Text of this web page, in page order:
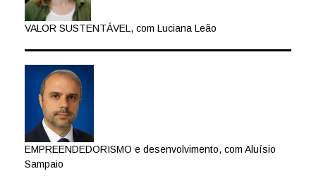
VALOR SUSTENTÁVEL, com Luciana Leão
EMPREENDEDORISMO e desenvolvimento, com Aluísio
Sampaio